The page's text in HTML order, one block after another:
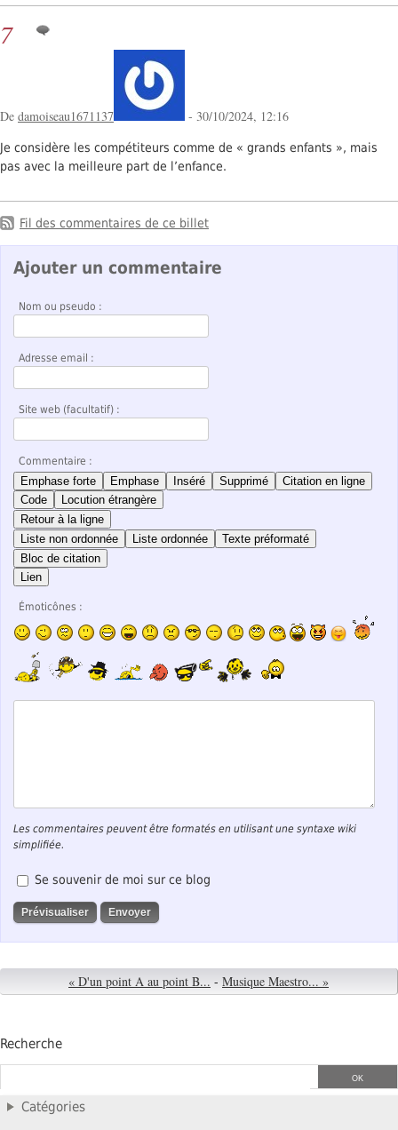
7
De damoiseau1671137 - 30/10/2024, 12:16
Je considère les compétiteurs comme de « grands enfants », mais
pas avec la meilleure part de l’enfance.
Fil des commentaires de ce billet
Ajouter un commentaire
Nom ou pseudo :
Adresse email :
Site web (facultatif) :
Commentaire :
Emphase forte Emphase Inséré Supprimé
Citation en ligne
Code
Locution étrangère
Retour à la ligne
Liste non ordonnée
Liste ordonnée
Texte préformaté
Bloc de citation
Lien
Émoticônes :
Les commentaires peuvent être formatés en utilisant une syntaxe wiki
simplifiée.
Se souvenir de moi sur ce blog
« D'un point A au point B... - Musique Maestro... »
Recherche
Catégories